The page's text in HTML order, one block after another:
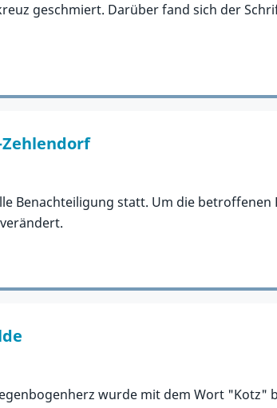
geschmiert. Darüber fand sich der
Benachteiligung statt. Um die betroffenen
wurde mit dem Wort "Kotz"